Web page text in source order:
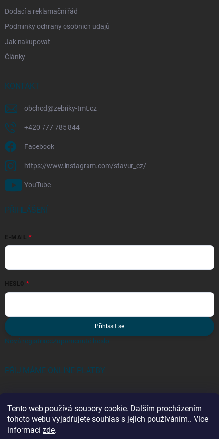
Tento web používá soubory cookie. Dalším procházením
tohoto webu vyjadřujete souhlas s jejich používáním.. Více
informací zde.
Dodací a reklamační řád
Podmínky ochrany osobních údajů
Jak nakupovat
Články
KONTAKT
obchod@zebriky-tmt.cz
+420 777 785 844
Facebook
https://www.instagram.com/stavur_cz/
YouTube
PŘIHLÁŠENÍ
E-MAIL
HESLO
Přihlásit se
Nová registraceZapomenuté heslo
PŘIJÍMÁME ONLINE PLATBY